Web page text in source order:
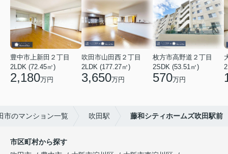
豊中市上新田２丁目
2LDK (72.45㎡)
2,180万円
吹田市山田西２丁目
2LDK (177.27㎡)
3,650万円
枚方市高野道２丁目
2SDK (53.51㎡)
570万円
市のマンション一覧 吹田駅 藤和シティホームズ吹田駅前
市区町村から探す